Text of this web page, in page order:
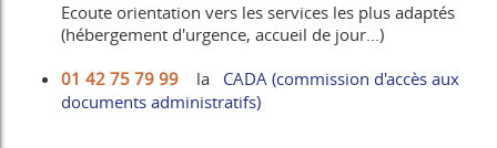
Ecoute orientation vers les services les plus adaptés
(hébergement d'urgence, accueil de jour...)
01 42 75 79 99
la CADA (commission d'accès aux
documents administratifs)